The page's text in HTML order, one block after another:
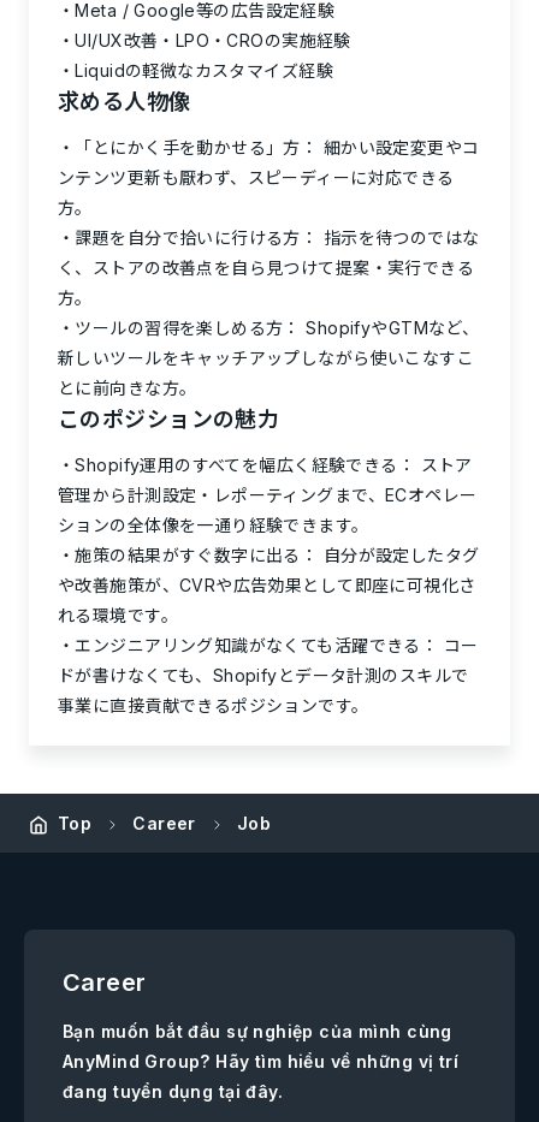
Meta / Google等の広告設定経験
UI/UX改善・LPO・CROの実施経験
Liquidの軽微なカスタマイズ経験
求める人物像
「とにかく手を動かせる」方：
細かい設定変更やコ
ンテンツ更新も厭わず、スピーディーに対応できる
方。
課題を自分で拾いに行ける方：
指示を待つのではな
く、ストアの改善点を自ら見つけて提案・実行できる
方。
ツールの習得を楽しめる方：
ShopifyやGTMなど、
新しいツールをキャッチアップしながら使いこなすこ
とに前向きな方。
このポジションの魅力
Shopify運用のすべてを幅広く経験できる：
ストア
管理から計測設定・レポーティングまで、ECオペレー
ションの全体像を一通り経験できます。
施策の結果がすぐ数字に出る：
自分が設定したタグ
や改善施策が、CVRや広告効果として即座に可視化さ
れる環境です。
エンジニアリング知識がなくても活躍できる：
コー
ドが書けなくても、Shopifyとデータ計測のスキルで
事業に直接貢献できるポジションです。
Top Career Job
Career
Bạn muốn bắt đầu sự nghiệp của mình cùng
AnyMind Group? Hãy tìm hiểu về những vị trí
đang tuyển dụng tại đây.